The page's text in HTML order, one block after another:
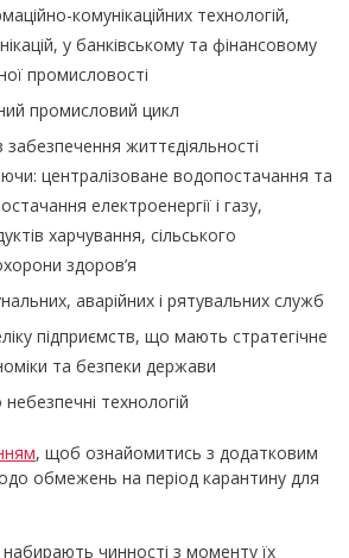
комунікаційних технологій,
у банківському та фінансовому
промисловості
промисловий цикл
життєдіяльності
централізоване водопостачання та
електроенергії і газу,
харчування, сільського
здоров’я
аварійних і рятувальних служб
підприємств, що мають стратегічне
та безпеки держави
технологій
, щоб ознайомитись з додатковим
обмежень на період карантину для
чинності з моменту їх